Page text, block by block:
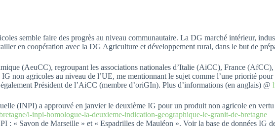
semble faire des progrès au niveau communautaire. La DG marché intérieur,
en coopération avec la DG Agriculture et développement rural, dans le but de
(AeuCC), regroupant les associations nationales d’Italie (AiCC), France
non agricoles au niveau de l’UE, me mentionnant le sujet comme l’une priorité
Président de l’AiCC (membre d’oriGIn). Plus d’informations (en anglais) @
(INPI) a approuvé en janvier le deuxième IG pour un produit non agricole en
l-inpi-homologue-la-deuxieme-indication-geographique-le-granit-de-bretagne
: « Savon de Marseille » et « Espadrilles de Mauléon ». Voir la base de données IG